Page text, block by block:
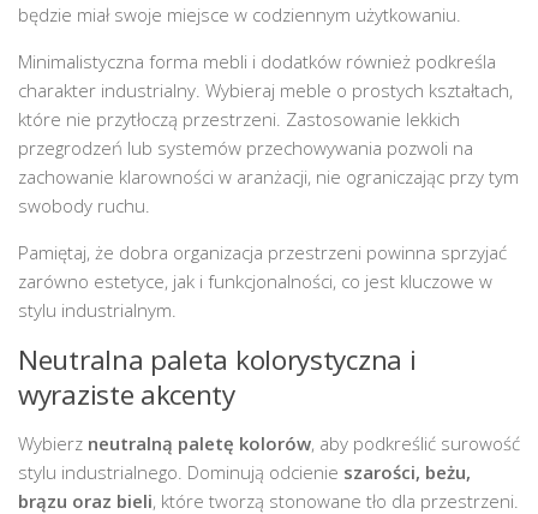
będzie miał swoje miejsce w codziennym użytkowaniu.
Minimalistyczna forma mebli i dodatków również podkreśla
charakter industrialny. Wybieraj meble o prostych kształtach,
które nie przytłoczą przestrzeni. Zastosowanie lekkich
przegrodzeń lub systemów przechowywania pozwoli na
zachowanie klarowności w aranżacji, nie ograniczając przy tym
swobody ruchu.
Pamiętaj, że dobra organizacja przestrzeni powinna sprzyjać
zarówno estetyce, jak i funkcjonalności, co jest kluczowe w
stylu industrialnym.
Neutralna paleta kolorystyczna i
wyraziste akcenty
Wybierz neutralną paletę kolorów, aby podkreślić surowość
stylu industrialnego. Dominują odcienie szarości, beżu,
brązu oraz bieli, które tworzą stonowane tło dla przestrzeni.